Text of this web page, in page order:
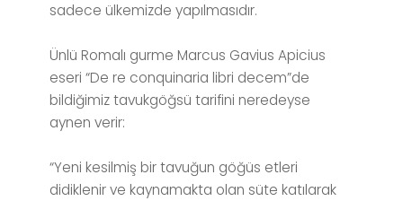
sadece ülkemizde yapılmasıdır.
Ünlü Romalı gurme Marcus Gavius Apicius
eseri “De re conquinaria libri decem”de
bildiğimiz tavukgöğsü tarifini neredeyse
aynen verir:
“Yeni kesilmiş bir tavuğun göğüs etleri
didiklenir ve kaynamakta olan süte katılarak